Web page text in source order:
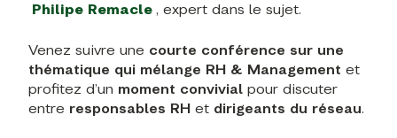
Philipe Remacle , expert dans le sujet.
Venez suivre une courte conférence sur une
thématique qui mélange RH & Management et
profitez d’un moment convivial pour discuter
entre responsables RH et dirigeants du réseau.